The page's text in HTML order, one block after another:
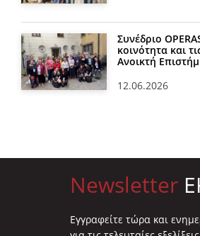
Συνέδριο
κοινότητα και
Ανοικτή
12.06.2026
Newsletter
Eγγραφείτε τώρα και